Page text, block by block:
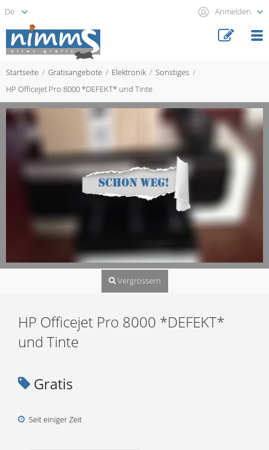
Anmelden
Startseite Gratisangebote Elektronik
Sonstiges
HP Officejet Pro 8000 *DEFEKT* und Tinte
Vergrössern
HP Officejet Pro 8000 *DEFEKT*
und Tinte
Gratis
Seit einiger Zeit